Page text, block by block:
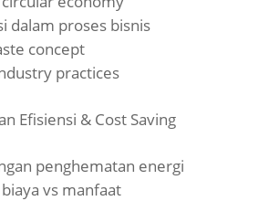
dalam proses bisnis
concept
practices
Efisiensi & Cost Saving
penghematan energi
vs manfaat